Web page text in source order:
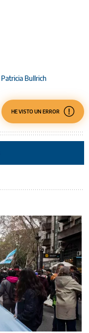
Patricia Bullrich
HE VISTO UN ERROR